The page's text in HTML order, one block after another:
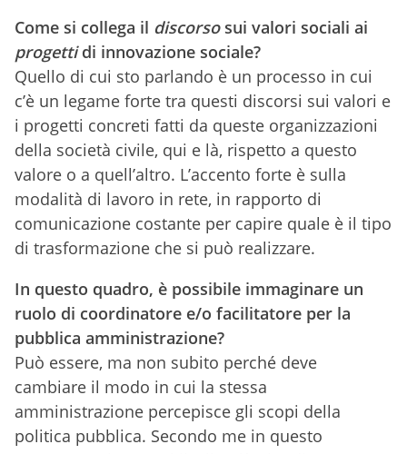
Come si collega il discorsosui valori sociali ai
progettidi innovazione sociale?
Quello di cui sto parlando è un processo in cui
c’è un legame forte tra questi discorsi sui valori e
i progetti concreti fatti da queste organizzazioni
della società civile, qui e là, rispetto a questo
valore o a quell’altro. L’accento forte è sulla
modalità di lavoro in rete, in rapporto di
comunicazione costante per capire quale è il tipo
di trasformazione che si può realizzare.
In questo quadro, è possibile immaginare un
ruolo di coordinatore e/o facilitatore per la
pubblica amministrazione?
Può essere, ma non subito perché deve
cambiare il modo in cui la stessa
amministrazione percepisce gli scopi della
politica pubblica. Secondo me in questo